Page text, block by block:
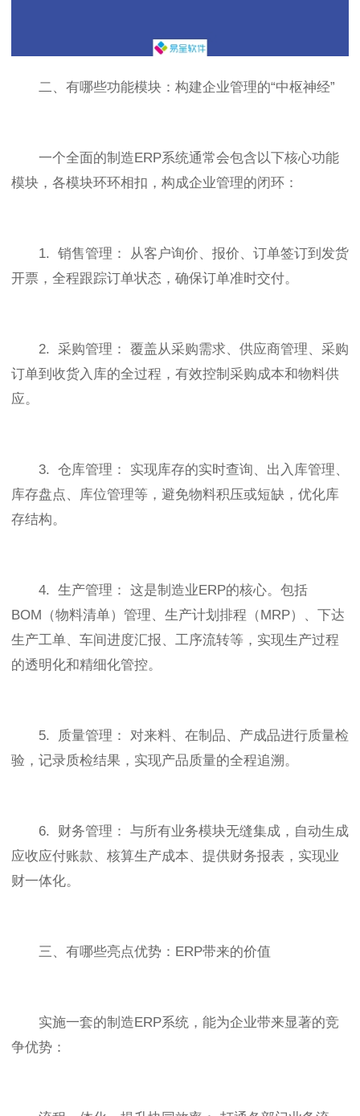
二、有哪些功能模块：构建企业管理的“中枢神经”
一个全面的制造ERP系统通常会包含以下核心功能
模块，各模块环环相扣，构成企业管理的闭环：
1. 销售管理： 从客户询价、报价、订单签订到发货
开票，全程跟踪订单状态，确保订单准时交付。
2. 采购管理： 覆盖从采购需求、供应商管理、采购
订单到收货入库的全过程，有效控制采购成本和物料供
应。
3. 仓库管理： 实现库存的实时查询、出入库管理、
库存盘点、库位管理等，避免物料积压或短缺，优化库
存结构。
4. 生产管理： 这是制造业ERP的核心。包括
BOM（物料清单）管理、生产计划排程（MRP）、下达
生产工单、车间进度汇报、工序流转等，实现生产过程
的透明化和精细化管控。
5. 质量管理： 对来料、在制品、产成品进行质量检
验，记录质检结果，实现产品质量的全程追溯。
6. 财务管理： 与所有业务模块无缝集成，自动生成
应收应付账款、核算生产成本、提供财务报表，实现业
财一体化。
三、有哪些亮点优势：ERP带来的价值
实施一套的制造ERP系统，能为企业带来显著的竞
争优势：